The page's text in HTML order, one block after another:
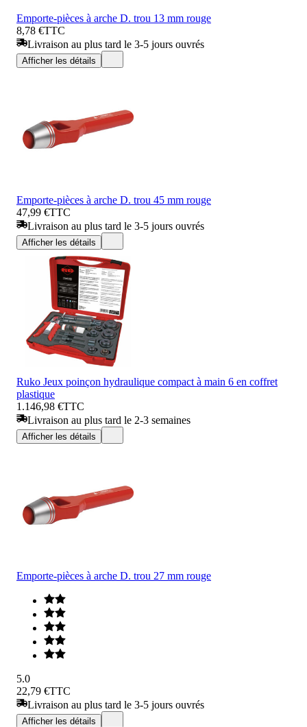
Emporte-pièces à arche D. trou 13 mm rouge
8,78 €TTC
Livraison au plus tard le 3-5 jours ouvrés
Afficher les détails
Emporte-pièces à arche D. trou 45 mm rouge
47,99 €TTC
Livraison au plus tard le 3-5 jours ouvrés
Afficher les détails
Ruko Jeux poinçon hydraulique compact à main 6 en coffret
plastique
1.146,98 €TTC
Livraison au plus tard le 2-3 semaines
Afficher les détails
Emporte-pièces à arche D. trou 27 mm rouge
5.0
22,79 €TTC
Livraison au plus tard le 3-5 jours ouvrés
Afficher les détails